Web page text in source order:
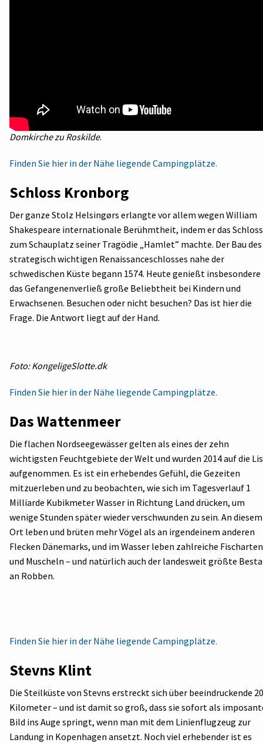
Domkirche zu Roskilde.
Finden Sie hier in der Nähe liegende Campingplätze.
Schloss Kronborg
Der ganze Stolz Helsingørs erlangte vor allem wegen William
Shakespeare internationale Berühmtheit, indem er das Schloss
zum Schauplatz seiner Tragödie „Hamlet” machte. Der Bau des
strategisch wichtigen Renaissanceschlosses nahe der
schwedischen Küste begann 1574. Heute genießt insbesondere
das Gefangenenverließ große Beliebtheit bei Kindern und
Erwachsenen. Besuchen oder nicht besuchen? Das ist hier die
Frage. Die Antwort liegt auf der Hand.
Foto: KongeligeSlotte.dk
Finden Sie hier in der Nähe liegende Campingplätze.
Das Wattenmeer
Die flachen Nordseegewässer gelten als eines der zehn
wichtigsten Feuchtgebiete der Welt und wurden 2014 auf die
aufgenommen. Es ist ein erhebendes Gefühl, die Gezeiten
mitzuerleben und zu beobachten, wie sich im Tagesverlauf 1
Milliarde Kubikmeter Wasser in Richtung Land drücken, um
wenige Stunden später wieder verschwunden zu sein. An diesem
Ort leben und brüten mehr Vögel als an irgendeinem anderen
Flecken Dänemarks, und im Wasser leben zahlreiche Fischarten
und Muscheln – und natürlich auch der landesweit größte
an Robben.
Finden Sie hier in der Nähe liegende Campingplätze.
Stevns Klint
Die Steilküste von Stevns erstreckt sich über beeindruckende 20
Kilometer – und ist damit so groß, dass sie sofort als
Bild ins Auge springt, wenn man mit dem Linienflugzeug zur
Landung in Kopenhagen ansetzt. Noch viel erhebender ist es